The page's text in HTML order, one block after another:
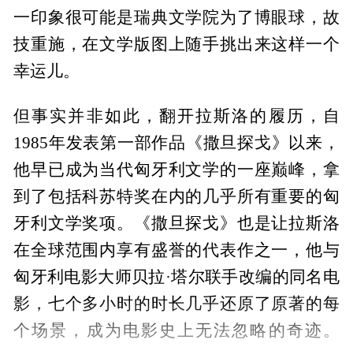
一印象很可能是瑞典文学院为了博眼球，故
技重施，在文学版图上随手挑出来这样一个
幸运儿。
但事实并非如此，翻开拉斯洛的履历，自
1985年发表第一部作品《撒旦探戈》以来，
他早已成为当代匈牙利文学的一座巅峰，拿
到了包括科苏特奖在内的几乎所有重要的匈
牙利文学奖项。《撒旦探戈》也是让拉斯洛
在全球范围内享有盛誉的代表作之一，他与
匈牙利电影大师贝拉·塔尔联手改编的同名电
影，七个多小时的时长几乎还原了原著的每
个场景，成为电影史上无法忽略的奇迹。